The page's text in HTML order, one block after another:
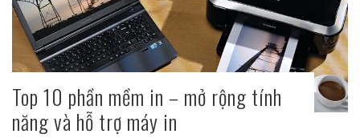
Top 10 phần mềm in – mở rộng tính
năng và hỗ trợ máy in